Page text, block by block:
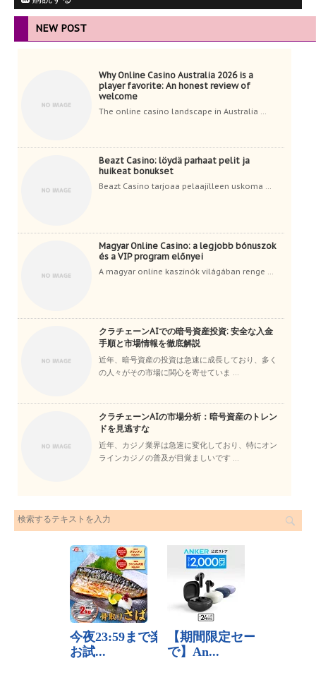
NEW POST
Why Online Casino Australia 2026 is a
player favorite: An honest review of
welcome
The online casino landscape in Australia ...
Beazt Casino: löydä parhaat pelit ja
huikeat bonukset
Beazt Casino tarjoaa pelaajilleen uskoma ...
Magyar Online Casino: a legjobb bónuszok
és a VIP program előnyei
A magyar online kaszinók világában renge ...
クラチェーンAIでの暗号資産投資: 安全な入金
手順と市場情報を徹底解説
近年、暗号資産の投資は急速に成長しており、多く
の人々がその市場に関心を寄せていま ...
クラチェーンAIの市場分析：暗号資産のトレン
ドを見逃すな
近年、カジノ業界は急速に変化しており、特にオン
ラインカジノの普及が目覚ましいです ...